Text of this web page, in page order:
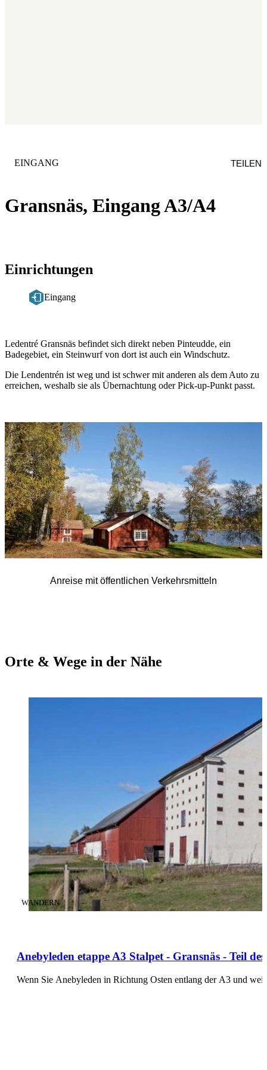
Gransnäs, Eingang A3/A4
KATEGORIE
EINGANG TEILEN
Einrichtungen
Eingang
Beschreibung
Ledentré Gransnäs befindet sich direkt neben Pinteudde, ein
Badegebiet, ein Steinwurf von dort ist auch ein Windschutz.
Die Lendentrén ist weg und ist schwer mit anderen als dem Auto zu
erreichen, weshalb sie als Übernachtung oder Pick-up-Punkt passt.
Bildergalerie
Anreise mit öffentlichen Verkehrsmitteln
Orte & Wege in der Nähe
Anebyleden etappe A3 Stalpet - Gransnäs - Teil
KATEGORIE:
WANDERN
Wenn Sie Anebyleden in Richtung Osten entlang der A3 und